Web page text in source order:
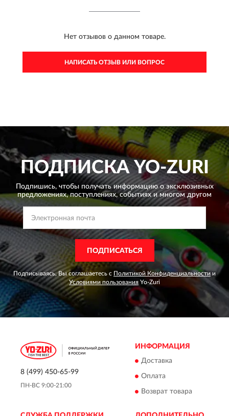
Нет отзывов о данном товаре.
НАПИСАТЬ ОТЗЫВ ИЛИ ВОПРОС
ПОДПИСКАYO-ZURI
Подпишись, чтобы получать информацию о эксклюзивных
предложениях,поступлениях, событиях и многом другом
ПОДПИСАТЬСЯ
Подписываясь, Вы соглашаетесь с Политикой Конфиденциальности и
Условиями пользования Yo-Zuri
8 (499) 450-65-99
ПН-ВС 9:00-21:00
ИНФОРМАЦИЯ
Доставка
Оплата
Возврат товара